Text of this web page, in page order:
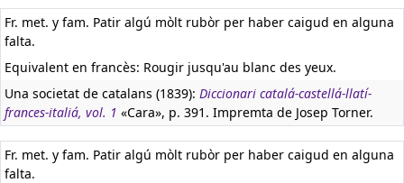
Fr. met. y fam. Patir algú mòlt rubòr per haber caigud en alguna
falta.
Equivalent en francès: Rougir jusqu'au blanc des yeux.
Una societat de catalans (1839): Diccionari catalá-castellá-llatí-
frances-italiá, vol. 1 «Cara», p. 391. Impremta de Josep Torner.
Fr. met. y fam. Patir algú mòlt rubòr per haber caigud en alguna
falta.